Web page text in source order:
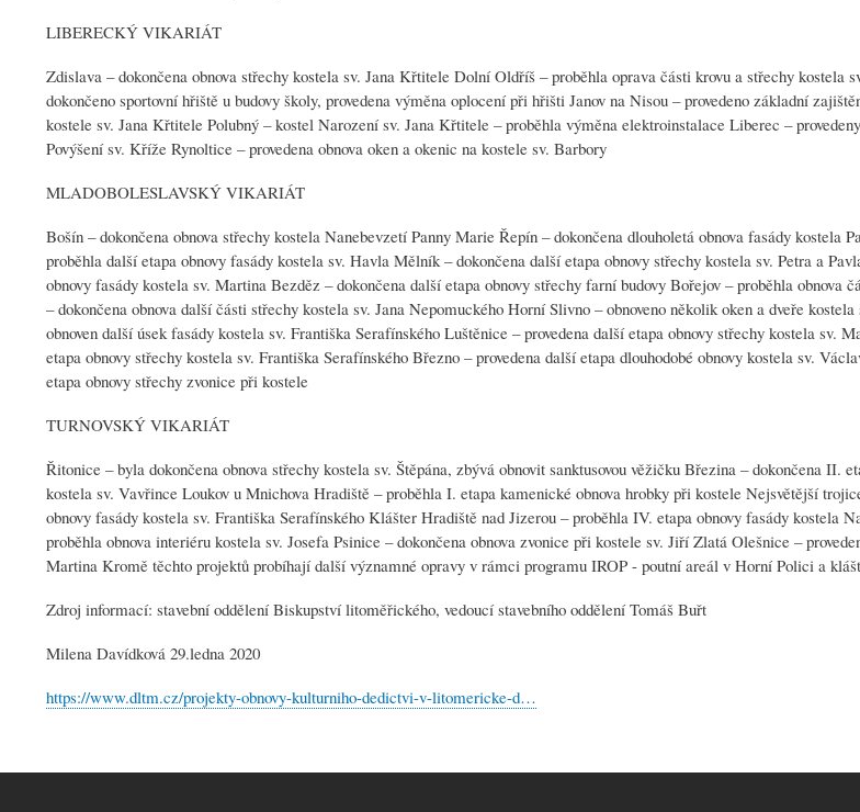
LIBERECKÝ VIKARIÁT
Zdislava – dokončena obnova střechy kostela sv. Jana Křtitele Dolní Oldříš – proběhla oprava části krovu a střechy kostela
dokončeno sportovní hřiště u budovy školy, provedena výměna oplocení při hřišti Janov na Nisou – provedeno základní
kostele sv. Jana Křtitele Polubný – kostel Narození sv. Jana Křtitele – proběhla výměna elektroinstalace Liberec –
Povýšení sv. Kříže Rynoltice – provedena obnova oken a okenic na kostele sv. Barbory
MLADOBOLESLAVSKÝ VIKARIÁT
Bošín – dokončena obnova střechy kostela Nanebevzetí Panny Marie Řepín – dokončena dlouholetá obnova fasády kostela
proběhla další etapa obnovy fasády kostela sv. Havla Mělník – dokončena další etapa obnovy střechy kostela sv. Petra a
obnovy fasády kostela sv. Martina Bezděz – dokončena další etapa obnovy střechy farní budovy Bořejov – proběhla obnova
– dokončena obnova další části střechy kostela sv. Jana Nepomuckého Horní Slivno – obnoveno několik oken a dveře
obnoven další úsek fasády kostela sv. Františka Serafínského Luštěnice – provedena další etapa obnovy střechy kostela sv.
etapa obnovy střechy kostela sv. Františka Serafínského Březno – provedena další etapa dlouhodobé obnovy kostela sv.
etapa obnovy střechy zvonice při kostele
TURNOVSKÝ VIKARIÁT
Řitonice – byla dokončena obnova střechy kostela sv. Štěpána, zbývá obnovit sanktusovou věžičku Březina – dokončena II.
kostela sv. Vavřince Loukov u Mnichova Hradiště – proběhla I. etapa kamenické obnova hrobky při kostele Nejsvětější
obnovy fasády kostela sv. Františka Serafínského Klášter Hradiště nad Jizerou – proběhla IV. etapa obnovy fasády kostela
proběhla obnova interiéru kostela sv. Josefa Psinice – dokončena obnova zvonice při kostele sv. Jiří Zlatá Olešnice –
Martina Kromě těchto projektů probíhají další významné opravy v rámci programu IROP - poutní areál v Horní Polici a
Zdroj informací: stavební oddělení Biskupství litoměřického, vedoucí stavebního oddělení Tomáš Buřt
Milena Davídková 29.ledna 2020
https://www.dltm.cz/projekty-obnovy-kulturniho-dedictvi-v-litomericke-d…